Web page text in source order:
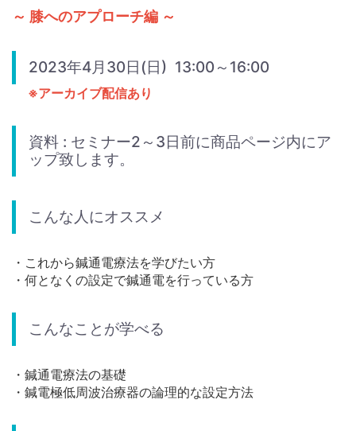
～ 膝へのアプローチ編 ～
2023年4月30日(日) 13:00～16:00
※アーカイブ配信あり
資料 : セミナー2～3日前に商品ページ内にア
ップ致します。
こんな人にオススメ
・これから鍼通電療法を学びたい方
・何となくの設定で鍼通電を行っている方
こんなことが学べる
・鍼通電療法の基礎
・鍼電極低周波治療器の論理的な設定方法